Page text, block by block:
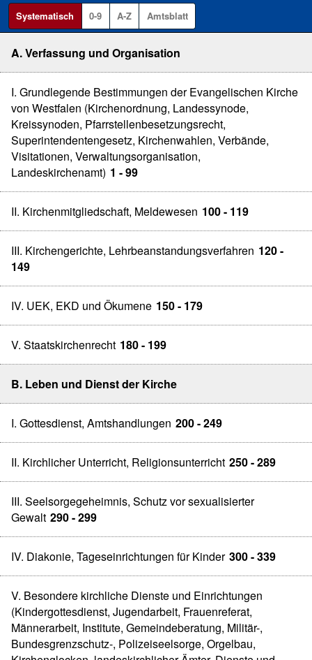
Systematisch 0-9 A-Z Amtsblatt
A. Verfassung und Organisation
I. Grundlegende Bestimmungen der Evangelischen Kirche
von Westfalen (Kirchenordnung, Landessynode,
Kreissynoden, Pfarrstellenbesetzungsrecht,
Superintendentengesetz, Kirchenwahlen, Verbände,
Visitationen, Verwaltungsorganisation,
Landeskirchenamt) 1 - 99
II. Kirchenmitgliedschaft, Meldewesen 100 - 119
III. Kirchengerichte, Lehrbeanstandungsverfahren 120 -
149
IV. UEK, EKD und Ökumene 150 - 179
V. Staatskirchenrecht 180 - 199
B. Leben und Dienst der Kirche
I. Gottesdienst, Amtshandlungen 200 - 249
II. Kirchlicher Unterricht, Religionsunterricht 250 - 289
III. Seelsorgegeheimnis, Schutz vor sexualisierter
Gewalt 290 - 299
IV. Diakonie, Tageseinrichtungen für Kinder 300 - 339
V. Besondere kirchliche Dienste und Einrichtungen
(Kindergottesdienst, Jugendarbeit, Frauenreferat,
Männerarbeit, Institute, Gemeindeberatung, Militär-,
Bundesgrenzschutz-, Polizeiseelsorge, Orgelbau,